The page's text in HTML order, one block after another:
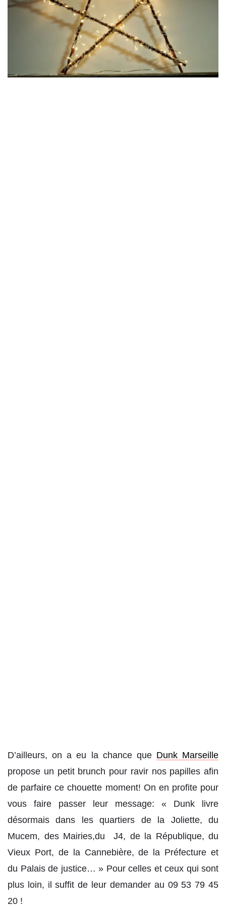
D’ailleurs, on a eu la chance que Dunk Marseille
propose un petit brunch pour ravir nos papilles afin
de parfaire ce chouette moment! On en profite pour
vous faire passer leur message: « Dunk livre
désormais dans les quartiers de la Joliette, du
Mucem, des Mairies,du J4, de la République, du
Vieux Port, de la Cannebière, de la Préfecture et
du Palais de justice… » Pour celles et ceux qui sont
plus loin, il suffit de leur demander au 09 53 79 45
20 !